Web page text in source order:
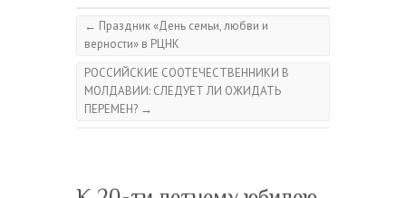
← Праздник «День семьи, любви и
верности» в РЦНК
РОССИЙСКИЕ СООТЕЧЕСТВЕННИКИ В
МОЛДАВИИ: СЛЕДУЕТ ЛИ ОЖИДАТЬ
ПЕРЕМЕН? →